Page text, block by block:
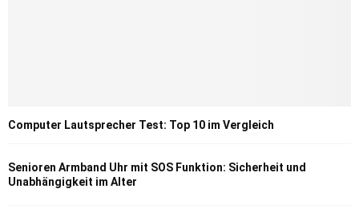
Computer Lautsprecher Test: Top 10 im Vergleich
Senioren Armband Uhr mit SOS Funktion: Sicherheit und
Unabhängigkeit im Alter